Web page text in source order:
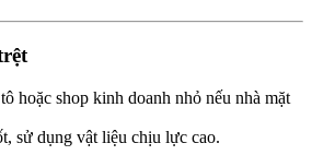
hoặc shop kinh doanh nhỏ nếu nhà mặt
sử dụng vật liệu chịu lực cao.